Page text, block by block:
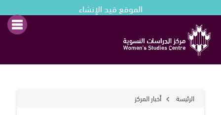
الموقع قيد الإنشاء
الرئيسة أخبار المركز